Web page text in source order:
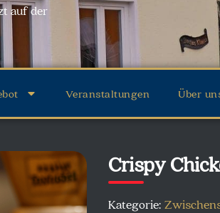
auf der
Veranstaltungen Über
Crispy
Kategorie: